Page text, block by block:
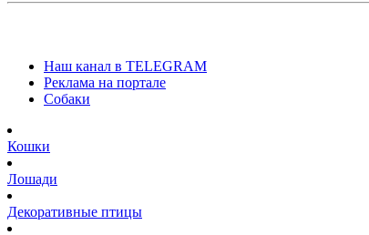
Наш канал в TELEGRAM
Реклама на портале
Собаки
Кошки
Лошади
Декоративные птицы